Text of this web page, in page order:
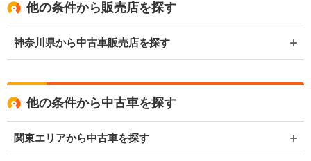
他の条件から販売店を探す
神奈川県から中古車販売店を探す
他の条件から中古車を探す
関東エリアから中古車を探す